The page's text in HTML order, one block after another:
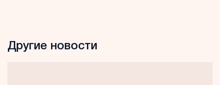
Другие новости